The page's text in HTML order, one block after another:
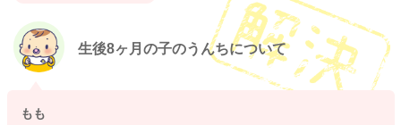
生後8ヶ月の子のうんちについて
もも